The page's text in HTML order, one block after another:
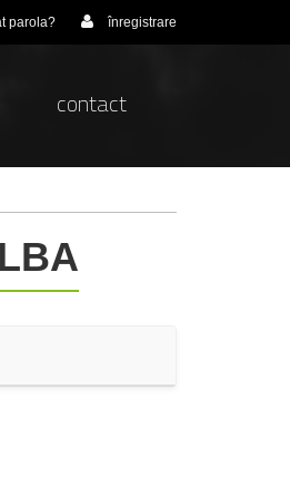
parola? înregistrare
contact